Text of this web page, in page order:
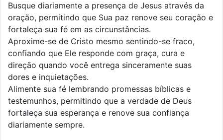
Busque diariamente a presença de Jesus através da
oração, permitindo que Sua paz renove seu coração e
fortaleça sua fé em as circunstâncias.
Aproxime-se de Cristo mesmo sentindo-se fraco,
confiando que Ele responde com graça, cura e
direção quando você entrega sinceramente suas
dores e inquietações.
Alimente sua fé lembrando promessas bíblicas e
testemunhos, permitindo que a verdade de Deus
fortaleça sua esperança e renove sua confiança
diariamente sempre.